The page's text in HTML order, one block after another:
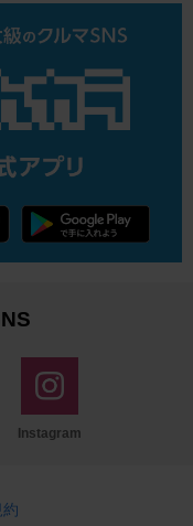
Instagram